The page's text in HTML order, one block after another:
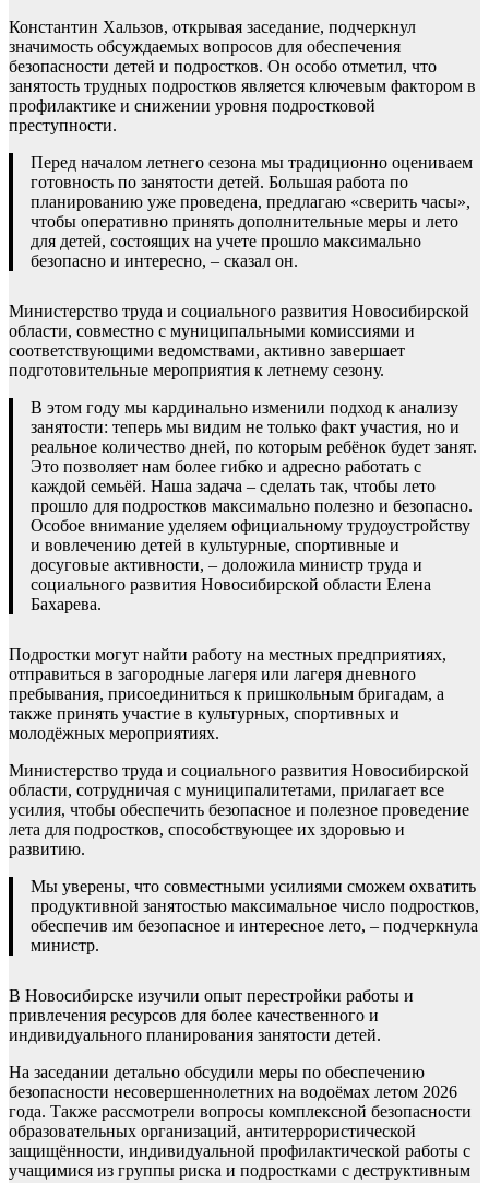
Константин Хальзов, открывая заседание, подчеркнул
значимость обсуждаемых вопросов для обеспечения
безопасности детей и подростков. Он особо отметил, что
занятость трудных подростков является ключевым фактором в
профилактике и снижении уровня подростковой
преступности.
Перед началом летнего сезона мы традиционно оцениваем
готовность по занятости детей. Большая работа по
планированию уже проведена, предлагаю «сверить часы»,
чтобы оперативно принять дополнительные меры и лето
для детей, состоящих на учете прошло максимально
безопасно и интересно, – сказал он.
Министерство труда и социального развития Новосибирской
области, совместно с муниципальными комиссиями и
соответствующими ведомствами, активно завершает
подготовительные мероприятия к летнему сезону.
В этом году мы кардинально изменили подход к анализу
занятости: теперь мы видим не только факт участия, но и
реальное количество дней, по которым ребёнок будет занят.
Это позволяет нам более гибко и адресно работать с
каждой семьёй. Наша задача – сделать так, чтобы лето
прошло для подростков максимально полезно и безопасно.
Особое внимание уделяем официальному трудоустройству
и вовлечению детей в культурные, спортивные и
досуговые активности, – доложила министр труда и
социального развития Новосибирской области Елена
Бахарева.
Подростки могут найти работу на местных предприятиях,
отправиться в загородные лагеря или лагеря дневного
пребывания, присоединиться к пришкольным бригадам, а
также принять участие в культурных, спортивных и
молодёжных мероприятиях.
Министерство труда и социального развития Новосибирской
области, сотрудничая с муниципалитетами, прилагает все
усилия, чтобы обеспечить безопасное и полезное проведение
лета для подростков, способствующее их здоровью и
развитию.
Мы уверены, что совместными усилиями сможем охватить
продуктивной занятостью максимальное число подростков,
обеспечив им безопасное и интересное лето, – подчеркнула
министр.
В Новосибирске изучили опыт перестройки работы и
привлечения ресурсов для более качественного и
индивидуального планирования занятости детей.
На заседании детально обсудили меры по обеспечению
безопасности несовершеннолетних на водоёмах летом 2026
года. Также рассмотрели вопросы комплексной безопасности
образовательных организаций, антитеррористической
защищённости, индивидуальной профилактической работы с
учащимися из группы риска и подростками с деструктивным